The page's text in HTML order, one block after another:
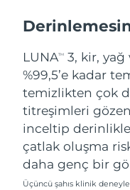
LUNATM
3, kir, yağ
%99,5’e kadar
temizlikten çok
titreşimleri
inceltip
çatlak oluşma
daha genç bir
Üçüncü şahıs klinik
Umman
Filipinler
Polonya
Portekiz